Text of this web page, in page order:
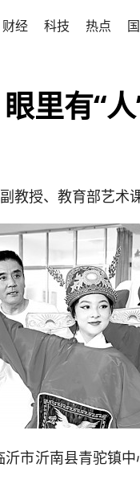
财经 科技 热点
里有“
教授、教育部艺术
市沂南县青驼镇